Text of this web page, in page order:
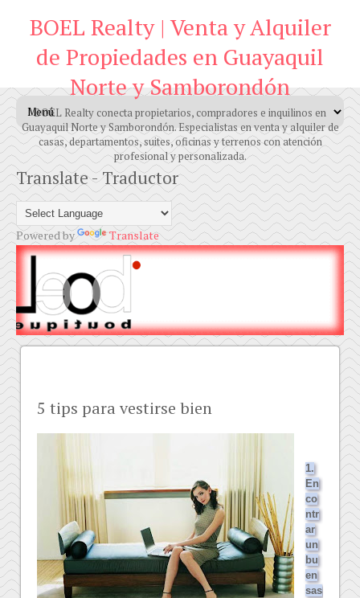
BOEL Realty | Venta y Alquiler
de Propiedades en Guayaquil
Norte y Samborondón
BOEL Realty conecta propietarios, compradores e inquilinos en
Guayaquil Norte y Samborondón. Especialistas en venta y alquiler de
casas, departamentos, suites, oficinas y terrenos con atención
profesional y personalizada.
Translate - Traductor
Powered by Translate
5 tips para vestirse bien
1.
En
co
ntr
ar
un
bu
en
sas